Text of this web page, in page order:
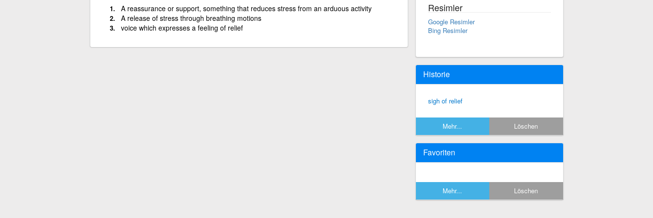
A reassurance or support, something that reduces stress from an arduous activity
A release of stress through breathing motions
voice which expresses a feeling of relief
Resimler
Google Resimler
Bing Resimler
Historie
sigh of relief
Mehr... Löschen
Favoriten
Mehr... Löschen